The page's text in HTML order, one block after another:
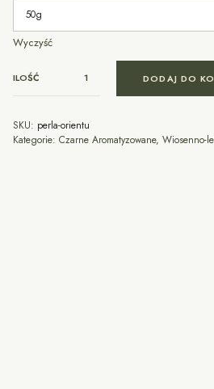
Wyczyść
ILOŚĆ DODAJ DO
SKU: perla-orientu
Kategorie:Czarne Aromatyzowane,Wiosenno-